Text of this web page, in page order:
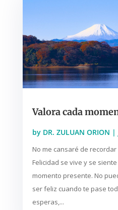
Valora cada
by DR. ZULUAN ORION |
No me cansaré de recordar
Felicidad se vive y se
momento presente. No
ser feliz cuando te pase
esperas,...